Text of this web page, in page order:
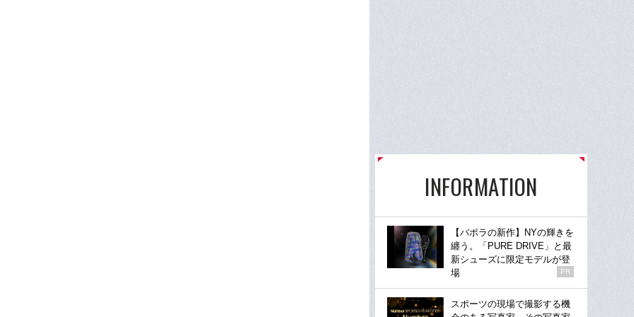
INFORMATION
【バボラの新作】NYの輝きを
纏う。「PURE DRIVE」と最
新シューズに限定モデルが登
場
PR
スポーツの現場で撮影する機